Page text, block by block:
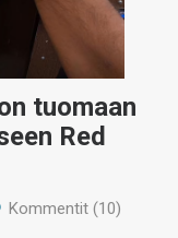
tuomaan
Red
Kommentit (10)